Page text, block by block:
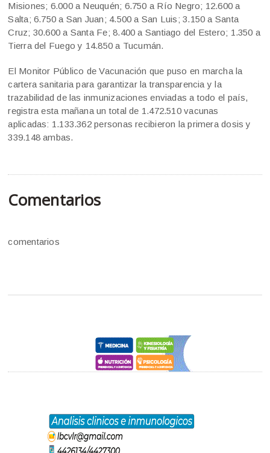
Misiones; 6.000 a Neuquén; 6.750 a Río Negro; 12.600 a
Salta; 6.750 a San Juan; 4.500 a San Luis; 3.150 a Santa
Cruz; 30.600 a Santa Fe; 8.400 a Santiago del Estero; 1.350 a
Tierra del Fuego y 14.850 a Tucumán.
El Monitor Público de Vacunación que puso en marcha la
cartera sanitaria para garantizar la transparencia y la
trazabilidad de las inmunizaciones enviadas a todo el país,
registra esta mañana un total de 1.472.510 vacunas
aplicadas: 1.133.362 personas recibieron la primera dosis y
339.148 ambas.
Comentarios
comentarios